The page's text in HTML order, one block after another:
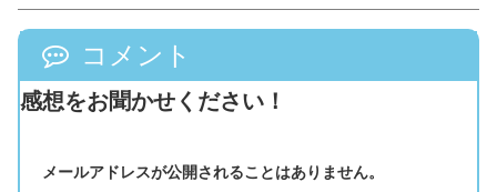
コメント
感想をお聞かせください！
メールアドレスが公開されることはありません。